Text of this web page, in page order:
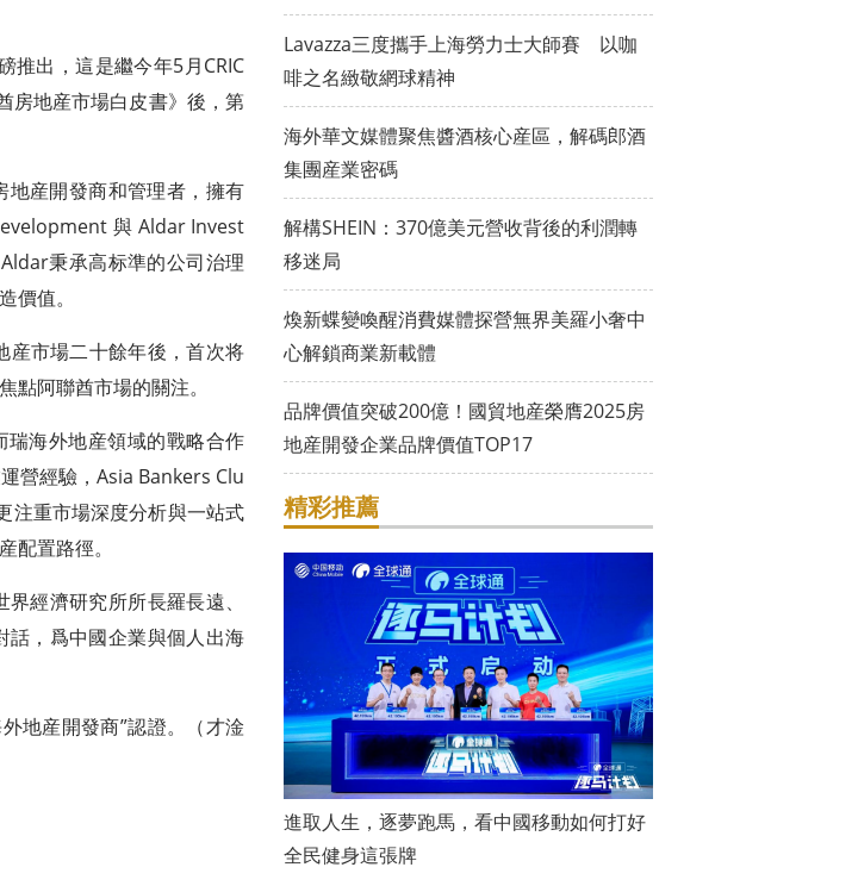
推出，這是繼今年5月CRIC
房地産市場白皮書》後，第
地産開發商和管理者，擁有
與 Aldar Invest
秉承高标準的公司治理
價值。
産市場二十餘年後，首次将
阿聯酋市場的關注。
瑞海外地産領域的戰略合作
營經驗，Asia Bankers Clu
注重市場深度分析與一站式
配置路徑。
經濟研究所所長羅長遠、
話，爲中國企業與個人出海
地産開發商”認證。（才淦
Lavazza三度攜手上海勞力士大師賽 以咖
啡之名緻敬網球精神
海外華文媒體聚焦醬酒核心産區，解碼郎酒
集團産業密碼
解構SHEIN：370億美元營收背後的利潤轉
移迷局
煥新蝶變喚醒消費媒體探營無界美羅小奢中
心解鎖商業新載體
品牌價值突破200億！國貿地産榮膺2025房
地産開發企業品牌價值TOP17
精彩推薦
進取人生，逐夢跑馬，看中國移動如何打好
全民健身這張牌